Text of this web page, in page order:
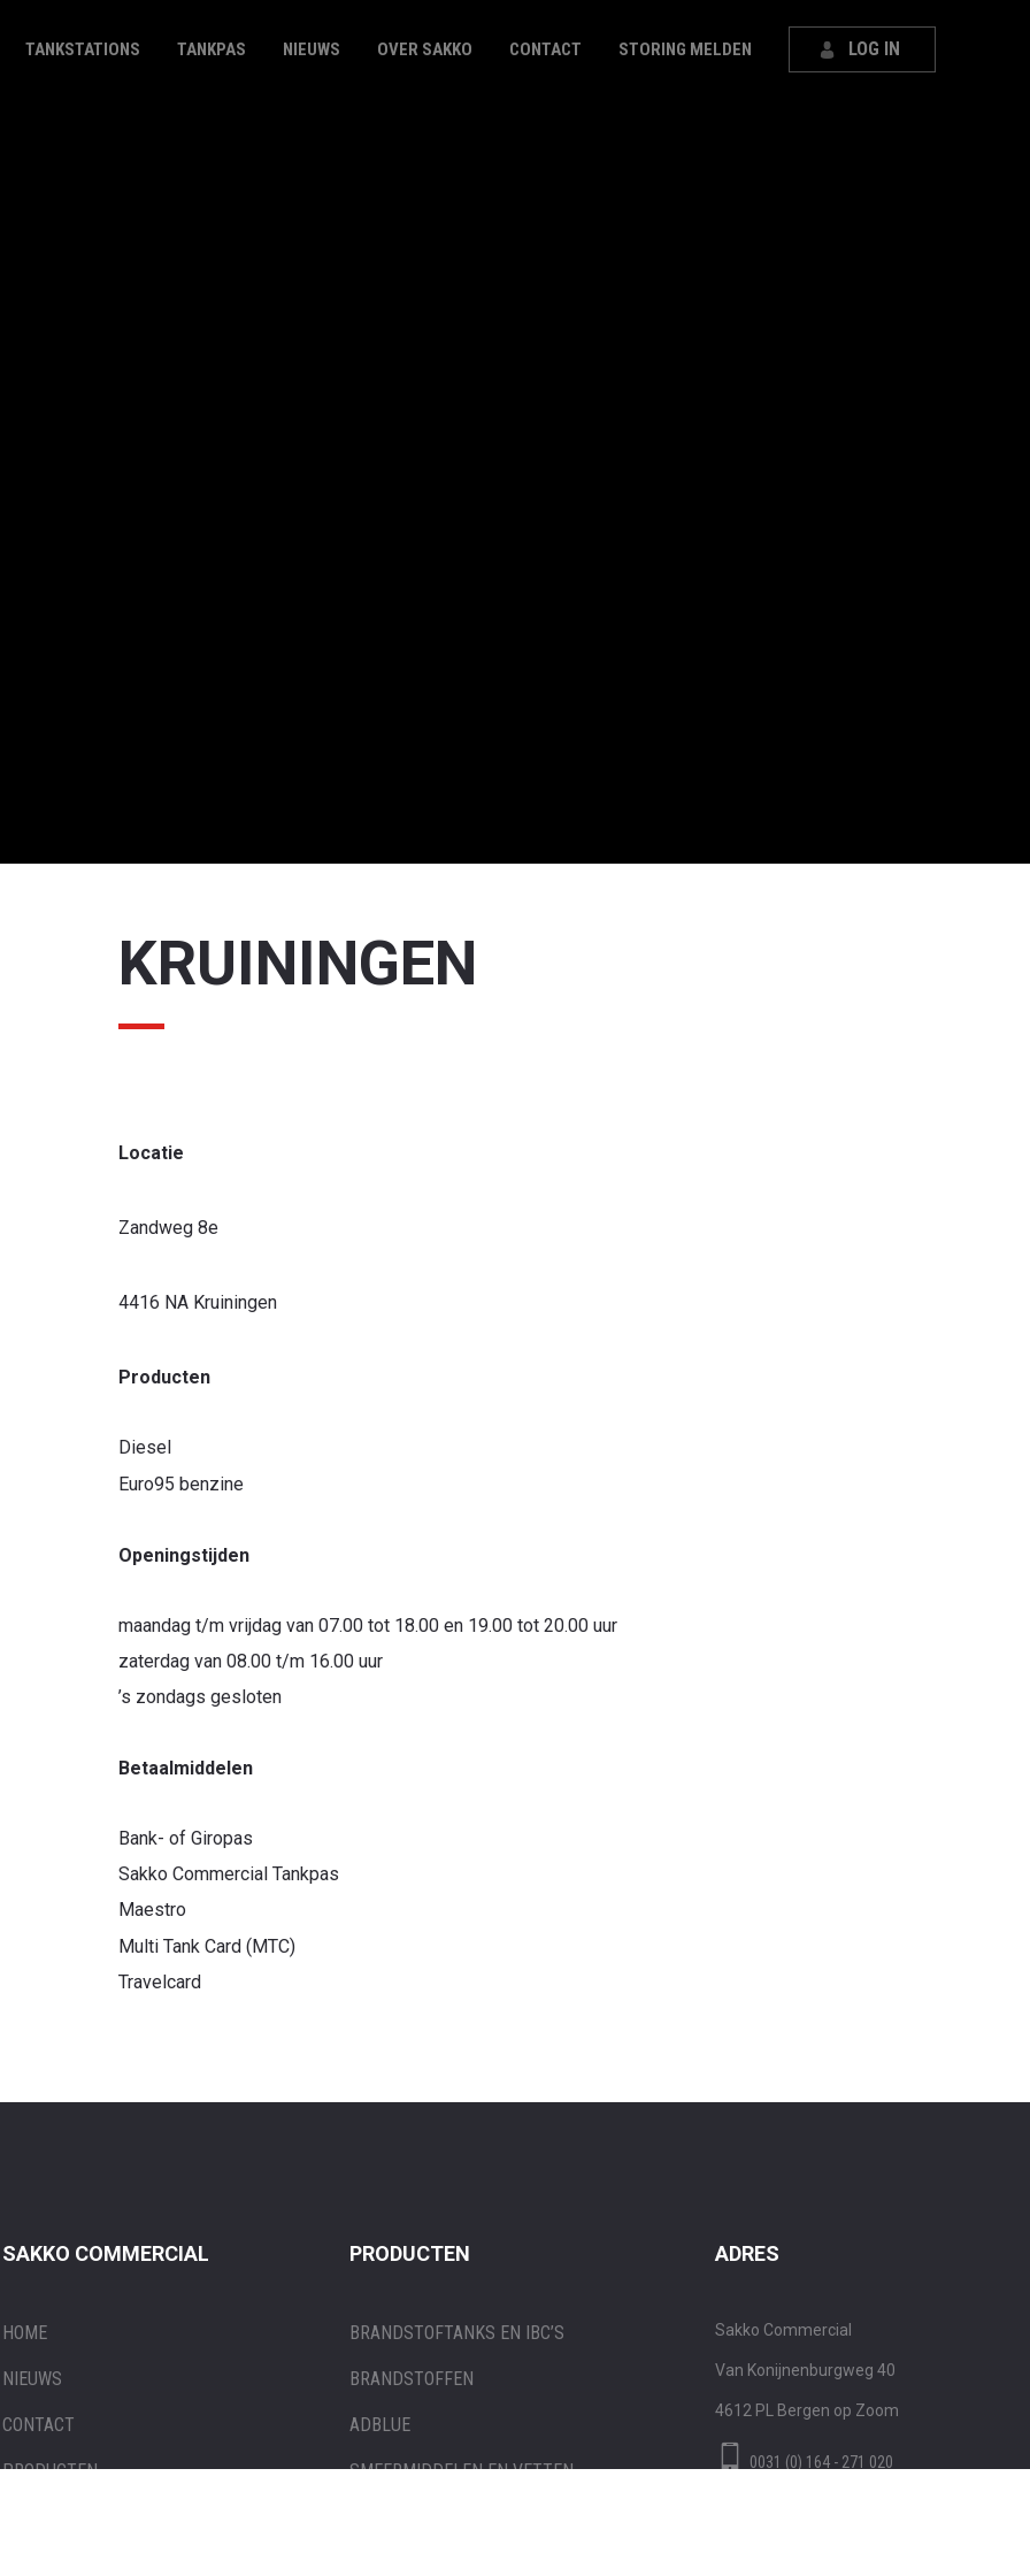
TANKSTATIONS TANKPAS NIEUWS OVER SAKKO CONTACT STORING MELDEN LOG IN
KRUININGEN
Locatie
Zandweg 8e
4416 NA Kruiningen
Producten
Diesel
Euro95 benzine
Openingstijden
maandag t/m vrijdag van 07.00 tot 18.00 en 19.00 tot 20.00 uur
zaterdag van 08.00 t/m 16.00 uur
’s zondags gesloten
Betaalmiddelen
Bank- of Giropas
Sakko Commercial Tankpas
Maestro
Multi Tank Card (MTC)
Travelcard
SAKKO COMMERCIAL
HOME
NIEUWS
CONTACT
PRODUCTEN
PRODUCTEN
BRANDSTOFTANKS EN IBC’S
BRANDSTOFFEN
ADBLUE
SMEERMIDDELEN EN VETTEN
ADRES
Sakko Commercial
Van Konijnenburgweg 40
4612 PL Bergen op Zoom
0031 (0) 164 - 271 020